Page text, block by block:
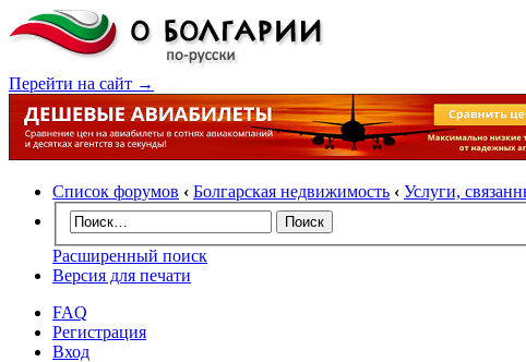
Перейти на сайт →
Список форумов ‹ Болгарская недвижимость ‹ Услуги,
Расширенный поиск
Версия для печати
FAQ
Регистрация
Вход